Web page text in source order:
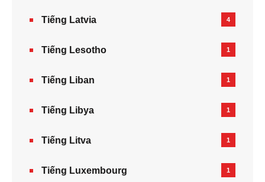
Tiếng Latvia 4
Tiếng Lesotho 1
Tiếng Liban 1
Tiếng Libya 1
Tiếng Litva 1
Tiếng Luxembourg 1